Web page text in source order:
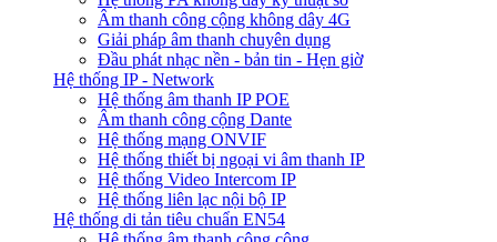
Âm thanh công cộng không dây 4G
Giải pháp âm thanh chuyên dụng
Đầu phát nhạc nền - bản tin - Hẹn giờ
Hệ thống IP - Network
Hệ thống âm thanh IP POE
Âm thanh công cộng Dante
Hệ thống mạng ONVIF
Hệ thống thiết bị ngoại vi âm thanh IP
Hệ thống Video Intercom IP
Hệ thống liên lạc nội bộ IP
Hệ thống di tản tiêu chuẩn EN54